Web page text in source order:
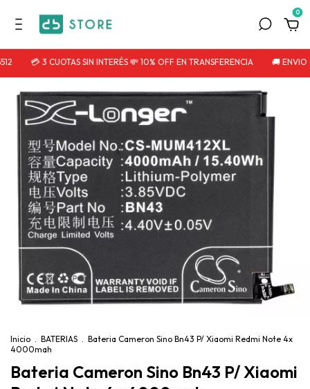
0
💳 3 CUOTAS SIN INTERÉS 💸 10% OFF EN TRANSFERENCIA 🚚 ENVIO
Inicio BATERIAS
Bateria Cameron Sino Bn43 P/ Xiaomi Redmi Note 4x
4000mah
Bateria Cameron Sino Bn43 P/ Xiaomi